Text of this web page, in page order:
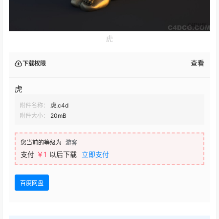
虎
下载权限 查看
虎
附件名称：
虎.c4d
附件大小：
20mB
您当前的等级为 游客
支付 ￥1 以后下载 立即支付
百度网盘